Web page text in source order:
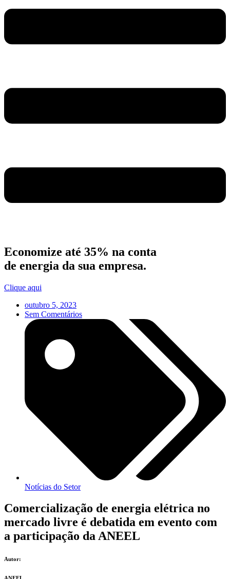
Economize até 35% na conta
de energia da sua empresa.
Clique aqui
outubro 5, 2023
Sem Comentários
Notícias do Setor
Comercialização de energia elétrica no
mercado livre é debatida em evento com
a participação da ANEEL
Autor: